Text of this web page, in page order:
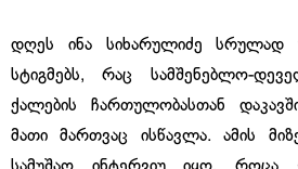
დღეს ინა სიხარულიძე სრულად
სტიგმებს, რაც სამშენებლო-
ქალების ჩართულობასთან
მათი მართვაც ისწავლა. ამის